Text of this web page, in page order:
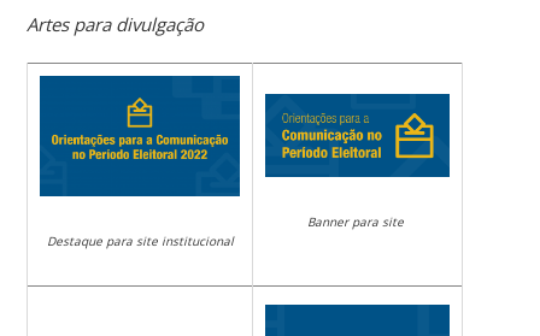
Artes para divulgação
Destaque para site institucional
Banner para site